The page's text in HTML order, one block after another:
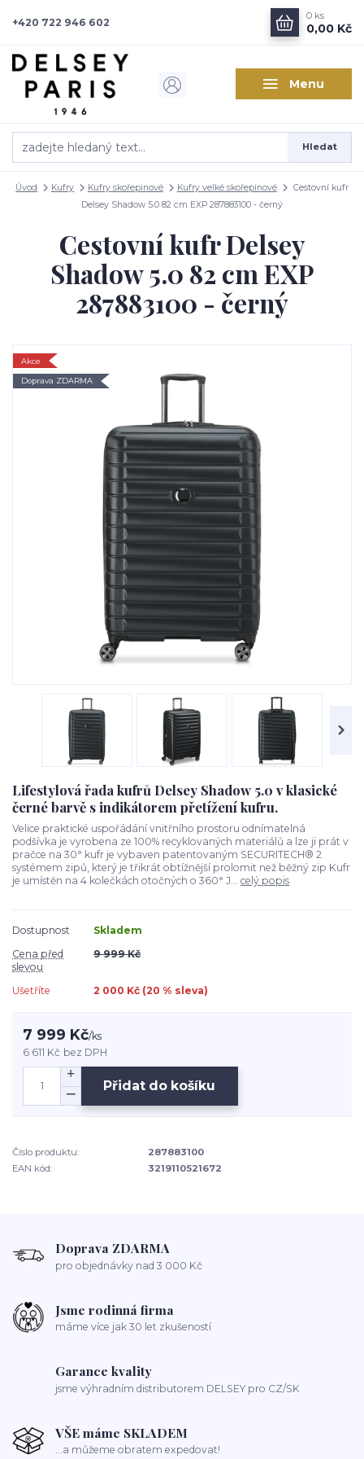
Menu
Hledat
+420 722 946 602
0 ks
0,00 Kč
Úvod Kufry Kufry skořepinové Kufry velké skořepinové
Cestovní kufr
Delsey Shadow 5.0 82 cm EXP 287883100 - černý
Cestovní kufr Delsey
Shadow 5.0 82 cm EXP
287883100 - černý
Akce
Doprava ZDARMA
Lifestylová řada kufrů Delsey Shadow 5.0 v klasické
černé barvě s indikátorem přetížení kufru.
Velice praktické uspořádání vnitřního prostoru odnímatelná
podšívka je vyrobena ze 100% recyklovaných materiálů a lze ji prát v
pračce na 30° kufr je vybaven patentovaným SECURITECH® 2
systémem zipů, který je třikrát obtížnější prolomit než běžný zip Kufr
je umístěn na 4 kolečkách otočných o 360° J... celý popis
Dostupnost
Skladem
Cena před
slevou
9 999 Kč
Ušetříte 2 000 Kč (20 % sleva)
7 999 Kč/ks
6 611 Kč bez DPH
Přidat do košíku
Číslo produktu:
287883100
EAN kód:
3219110521672
Doprava ZDARMA
pro objednávky nad 3 000 Kč
Jsme rodinná firma
máme více jak 30 let zkušeností
Garance kvality
jsme výhradním distributorem DELSEY pro CZ/SK
VŠE máme SKLADEM
...a můžeme obratem expedovat!